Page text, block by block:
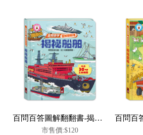
百問百答圖解翻翻書-揭祕船舶
市售價:$120